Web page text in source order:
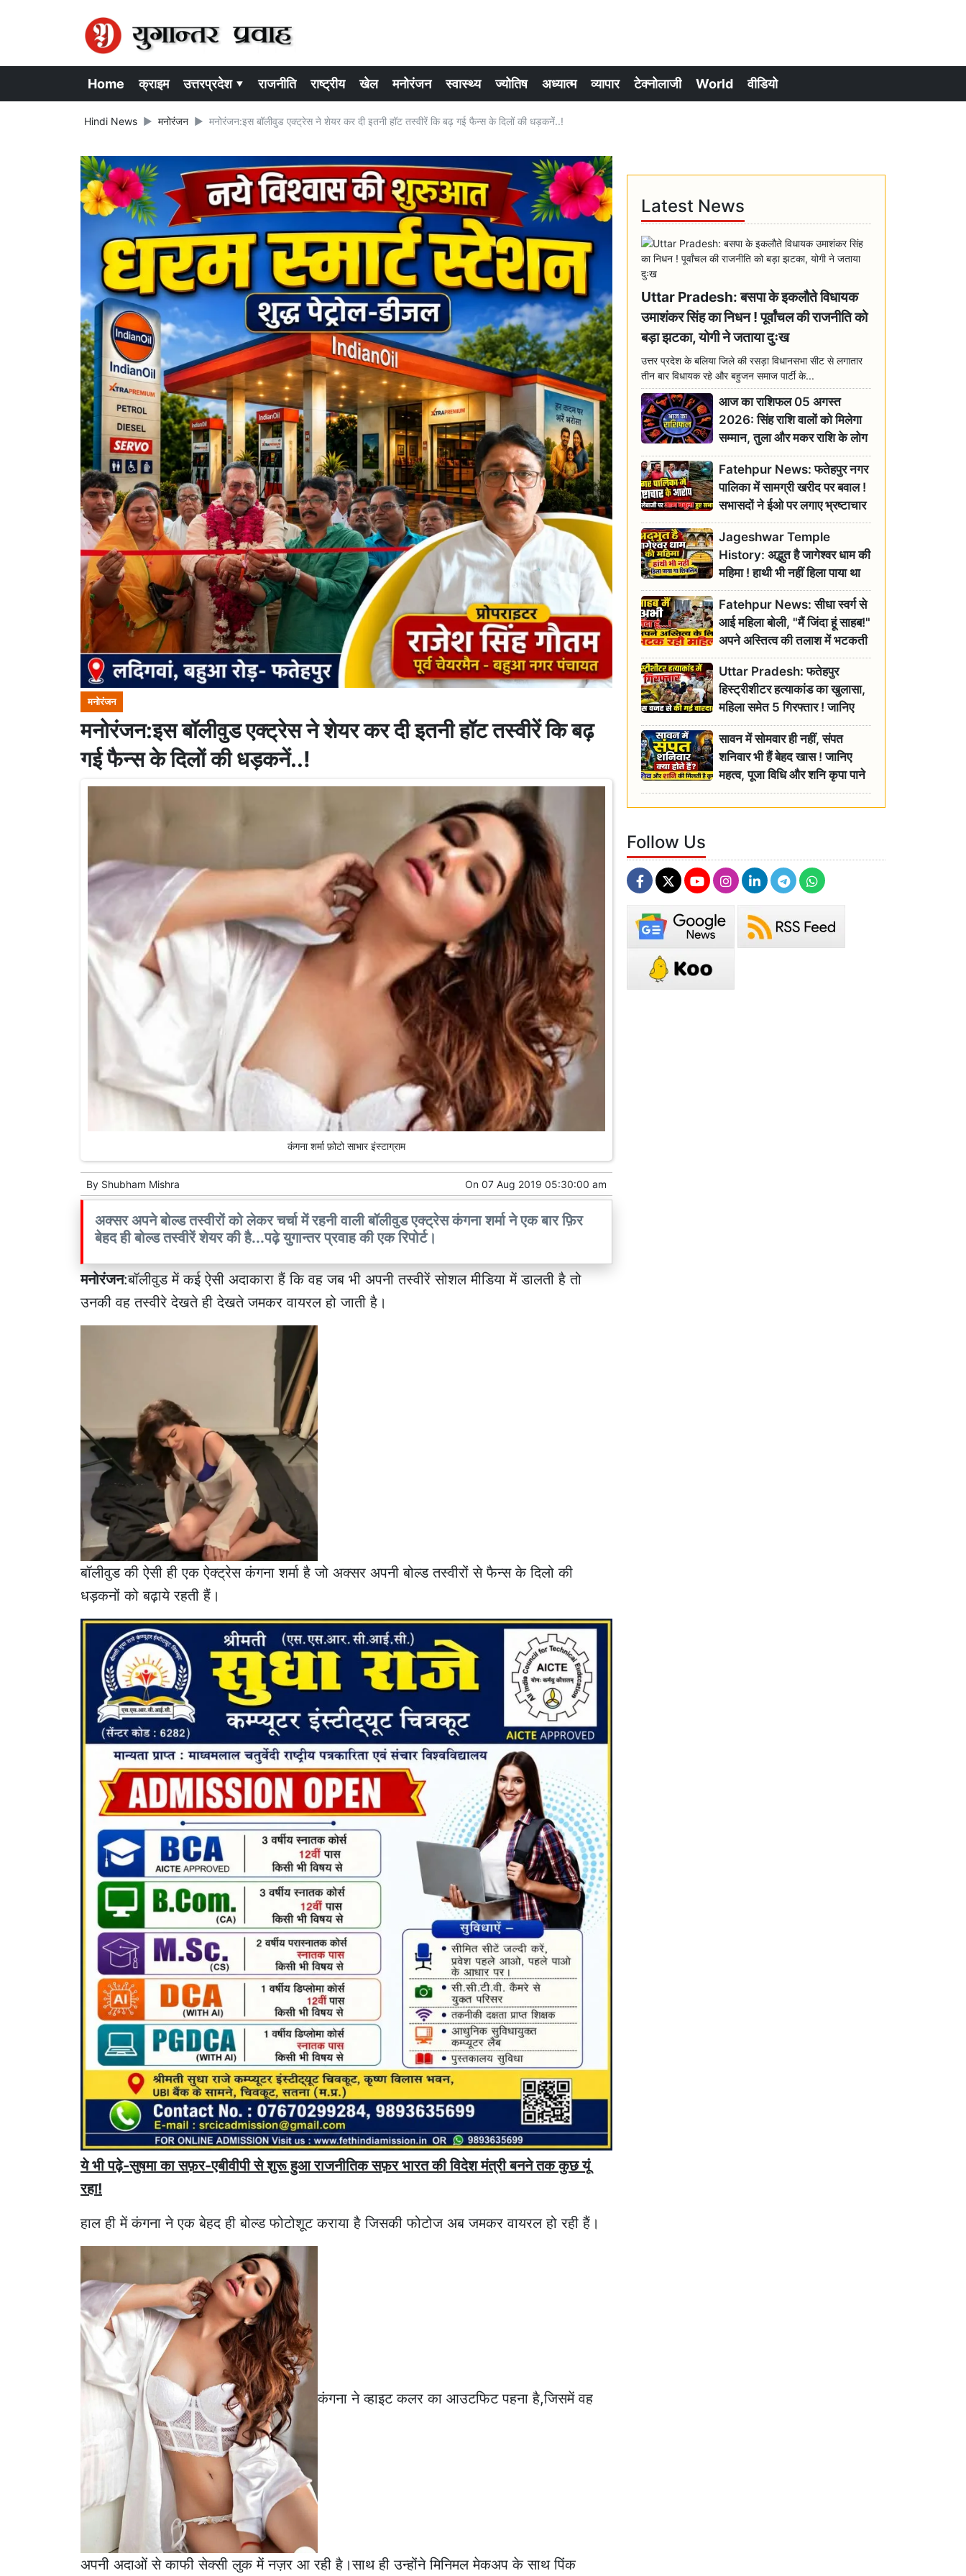
Home क्राइम उत्तरप्रदेश ▾ राजनीति राष्ट्रीय खेल मनोरंजन स्वास्थ्य ज्योतिष अध्यात्म व्यापार टेक्नोलाजी World वीडियो
Hindi News मनोरंजन मनोरंजन:इस बॉलीवुड एक्ट्रेस ने शेयर कर दी इतनी हॉट तस्वीरें कि बढ़ गई फैन्स के दिलों की धड़कनें..!
मनोरंजन
मनोरंजन:इस बॉलीवुड एक्ट्रेस ने शेयर कर दी इतनी हॉट तस्वीरें कि बढ़
गई फैन्स के दिलों की धड़कनें..!
कंगना शर्मा फ़ोटो साभार इंस्टाग्राम
By Shubham Mishra On 07 Aug 2019 05:30:00 am
अक्सर अपने बोल्ड तस्वीरों को लेकर चर्चा में रहनी वाली बॉलीवुड एक्ट्रेस कंगना शर्मा ने एक बार फ़िर
बेहद ही बोल्ड तस्वीरें शेयर की है...पढ़े युगान्तर प्रवाह की एक रिपोर्ट।
मनोरंजन:बॉलीवुड में कई ऐसी अदाकारा हैं कि वह जब भी अपनी तस्वीरें सोशल मीडिया में डालती है तो
उनकी वह तस्वीरे देखते ही देखते जमकर वायरल हो जाती है।
बॉलीवुड की ऐसी ही एक ऐक्ट्रेस कंगना शर्मा है जो अक्सर अपनी बोल्ड तस्वीरों से फैन्स के दिलो की
धड़कनों को बढ़ाये रहती हैं।
ये भी पढ़े-सुषमा का सफ़र-एबीवीपी से शुरू हुआ राजनीतिक सफ़र भारत की विदेश मंत्री बनने तक कुछ यूं
रहा!
हाल ही में कंगना ने एक बेहद ही बोल्ड फोटोशूट कराया है जिसकी फोटोज अब जमकर वायरल हो रही हैं।
कंगना ने व्हाइट कलर का आउटफिट पहना है,जिसमें वह
अपनी अदाओं से काफी सेक्सी लुक में नज़र आ रही है।साथ ही उन्होंने मिनिमल मेकअप के साथ पिंक
Latest News
Uttar Pradesh: बसपा के इकलौते विधायक
उमाशंकर सिंह का निधन ! पूर्वांचल की राजनीति को
बड़ा झटका, योगी ने जताया दुःख
उत्तर प्रदेश के बलिया जिले की रसड़ा विधानसभा सीट से लगातार
तीन बार विधायक रहे और बहुजन समाज पार्टी के...
आज का राशिफल 05 अगस्त
2026: सिंह राशि वालों को मिलेगा
सम्मान, तुला और मकर राशि के लोग
रहें सतर्क
Fatehpur News: फतेहपुर नगर
पालिका में सामग्री खरीद पर बवाल !
सभासदों ने ईओ पर लगाए भ्रष्टाचार
के गंभीर आरोप
Jageshwar Temple
History: अद्भुत है जागेश्वर धाम की
महिमा ! हाथी भी नहीं हिला पाया था
शिवलिंग, जानिए क्या है इसका
इतिहास
Fatehpur News: सीधा स्वर्ग से
आई महिला बोली, "मैं जिंदा हूं साहब!"
अपने अस्तित्व की तलाश में भटकती
रही बुजुर्ग, एसडीएम ने दिए जांच के
आदेश
Uttar Pradesh: फतेहपुर
हिस्ट्रीशीटर हत्याकांड का खुलासा,
महिला समेत 5 गिरफ्तार ! जानिए
क्या था कनेक्शन?
सावन में सोमवार ही नहीं, संपत
शनिवार भी हैं बेहद खास ! जानिए
महत्व, पूजा विधि और शनि कृपा पाने
के आसान उपाय
Follow Us